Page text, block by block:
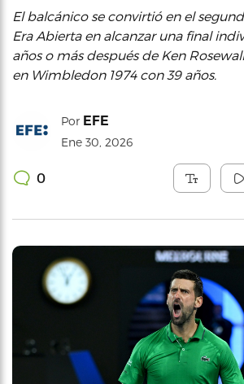
El balcánico se convirtió en el
Era Abierta en alcanzar una final
años o más después de Ken
en Wimbledon 1974 con 39 años.
Por EFE
Ene 30, 2026
0